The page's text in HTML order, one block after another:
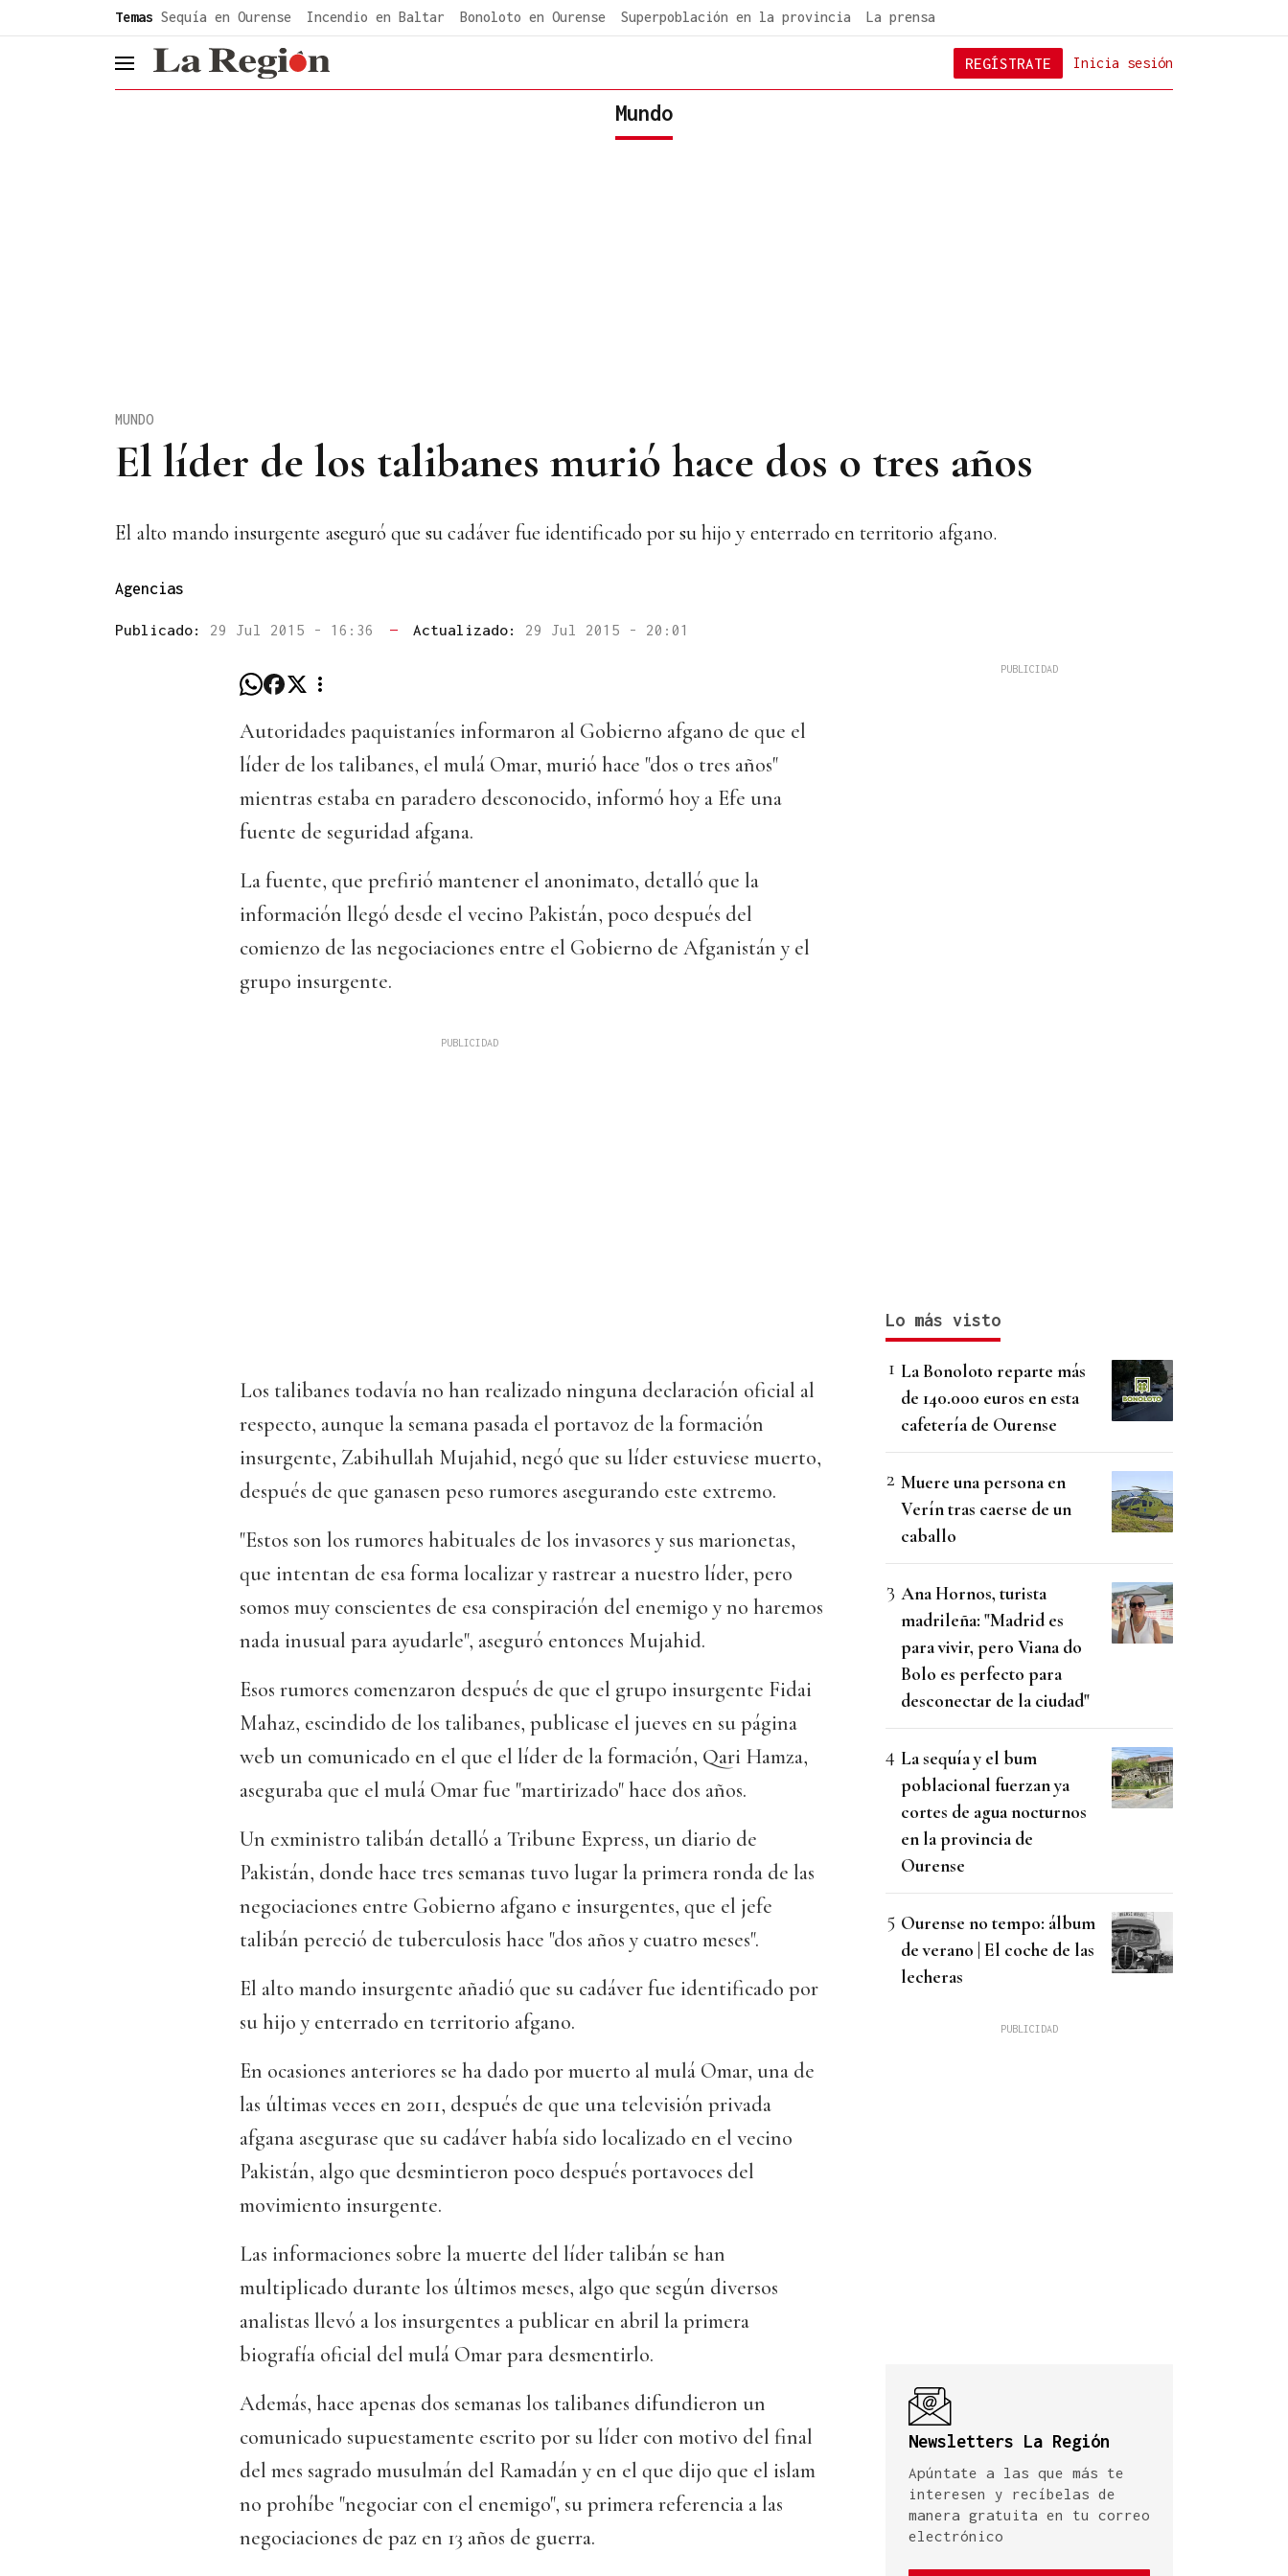
Temas Sequía en Ourense Incendio en Baltar Bonoloto en Ourense Superpoblación en la provincia La prensa
header.menu.open Inicia sesión
REGÍSTRATE
Mundo
El líder de los talibanes murió hace dos o tres años
MUNDO
El alto mando insurgente aseguró que su cadáver fue identificado por su hijo y enterrado en territorio afgano.
Agencias
Publicado: 29 Jul 2015 - 16:36 — Actualizado: 29 Jul 2015 - 20:01
Autoridades paquistaníes informaron al Gobierno afgano de que el
líder de los talibanes, el mulá Omar, murió hace "dos o tres años"
mientras estaba en paradero desconocido, informó hoy a Efe una
fuente de seguridad afgana.
La fuente, que prefirió mantener el anonimato, detalló que la
información llegó desde el vecino Pakistán, poco después del
comienzo de las negociaciones entre el Gobierno de Afganistán y el
grupo insurgente.
Los talibanes todavía no han realizado ninguna declaración oficial al
respecto, aunque la semana pasada el portavoz de la formación
insurgente, Zabihullah Mujahid, negó que su líder estuviese muerto,
después de que ganasen peso rumores asegurando este extremo.
"Estos son los rumores habituales de los invasores y sus marionetas,
que intentan de esa forma localizar y rastrear a nuestro líder, pero
somos muy conscientes de esa conspiración del enemigo y no haremos
nada inusual para ayudarle", aseguró entonces Mujahid.
Esos rumores comenzaron después de que el grupo insurgente Fidai
Mahaz, escindido de los talibanes, publicase el jueves en su página
web un comunicado en el que el líder de la formación, Qari Hamza,
aseguraba que el mulá Omar fue "martirizado" hace dos años.
Un exministro talibán detalló a Tribune Express, un diario de
Pakistán, donde hace tres semanas tuvo lugar la primera ronda de las
negociaciones entre Gobierno afgano e insurgentes, que el jefe
talibán pereció de tuberculosis hace "dos años y cuatro meses".
El alto mando insurgente añadió que su cadáver fue identificado por
su hijo y enterrado en territorio afgano.
En ocasiones anteriores se ha dado por muerto al mulá Omar, una de
las últimas veces en 2011, después de que una televisión privada
afgana asegurase que su cadáver había sido localizado en el vecino
Pakistán, algo que desmintieron poco después portavoces del
movimiento insurgente.
Las informaciones sobre la muerte del líder talibán se han
multiplicado durante los últimos meses, algo que según diversos
analistas llevó a los insurgentes a publicar en abril la primera
biografía oficial del mulá Omar para desmentirlo.
Además, hace apenas dos semanas los talibanes difundieron un
comunicado supuestamente escrito por su líder con motivo del final
del mes sagrado musulmán del Ramadán y en el que dijo que el islam
no prohíbe "negociar con el enemigo", su primera referencia a las
negociaciones de paz en 13 años de guerra.
Lo más visto
La Bonoloto reparte más
de 140.000 euros en esta
cafetería de Ourense
Muere una persona en
Verín tras caerse de un
caballo
Ana Hornos, turista
madrileña: "Madrid es
para vivir, pero Viana do
Bolo es perfecto para
desconectar de la ciudad"
La sequía y el bum
poblacional fuerzan ya
cortes de agua nocturnos
en la provincia de
Ourense
Ourense no tempo: álbum
de verano | El coche de las
lecheras
Newsletters La Región
Apúntate a las que más te
interesen y recíbelas de
manera gratuita en tu correo
electrónico